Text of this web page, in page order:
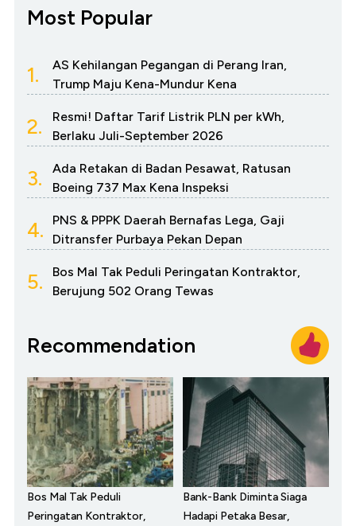
Most Popular
1.
AS Kehilangan Pegangan di Perang Iran,
Trump Maju Kena-Mundur Kena
2.
Resmi! Daftar Tarif Listrik PLN per kWh,
Berlaku Juli-September 2026
3.
Ada Retakan di Badan Pesawat, Ratusan
Boeing 737 Max Kena Inspeksi
4.
PNS & PPPK Daerah Bernafas Lega, Gaji
Ditransfer Purbaya Pekan Depan
5.
Bos Mal Tak Peduli Peringatan Kontraktor,
Berujung 502 Orang Tewas
Recommendation
Bos Mal Tak Peduli
Peringatan Kontraktor,
Bank-Bank Diminta Siaga
Hadapi Petaka Besar,